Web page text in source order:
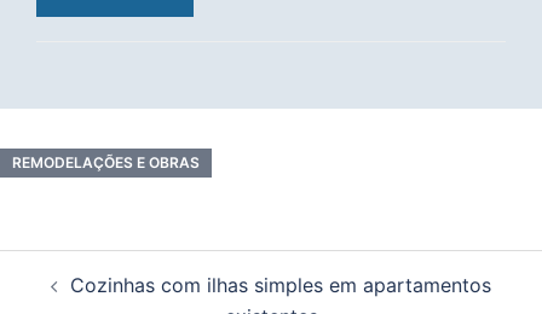
REMODELAÇÕES E OBRAS
Cozinhas com ilhas simples em apartamentos